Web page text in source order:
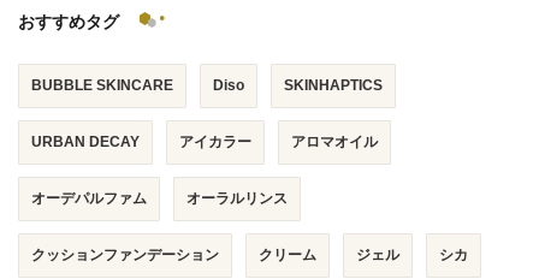
おすすめタグ
BUBBLE SKINCARE Diso SKINHAPTICS
URBAN DECAY アイカラー アロマオイル
オーデパルファム オーラルリンス
クッションファンデーション クリーム ジェル シカ